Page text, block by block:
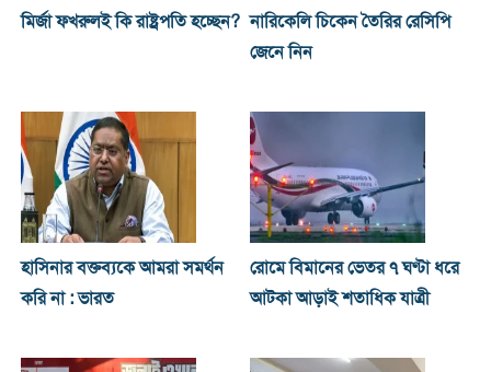
মির্জা ফখরুলই কি রাষ্ট্রপতি হচ্ছেন? নারিকেলি চিকেন তৈরির রেসিপি
জেনে নিন
হাসিনার বক্তব্যকে আমরা সমর্থন
করি না : ভারত
রোমে বিমানের ভেতর ৭ ঘণ্টা ধরে
আটকা আড়াই শতাধিক যাত্রী